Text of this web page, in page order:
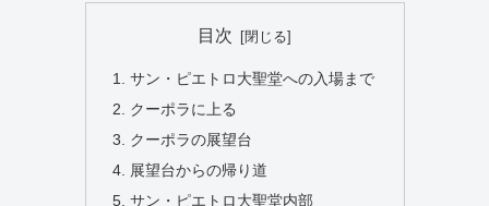
目次
サン・ピエトロ大聖堂への入場まで
クーポラに上る
クーポラの展望台
展望台からの帰り道
サン・ピエトロ大聖堂内部